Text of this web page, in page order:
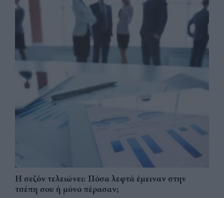
Η σεζόν τελειώνει: Πόσα λεφτά έμειναν στην
τσέπη σου ή μόνο πέρασαν;